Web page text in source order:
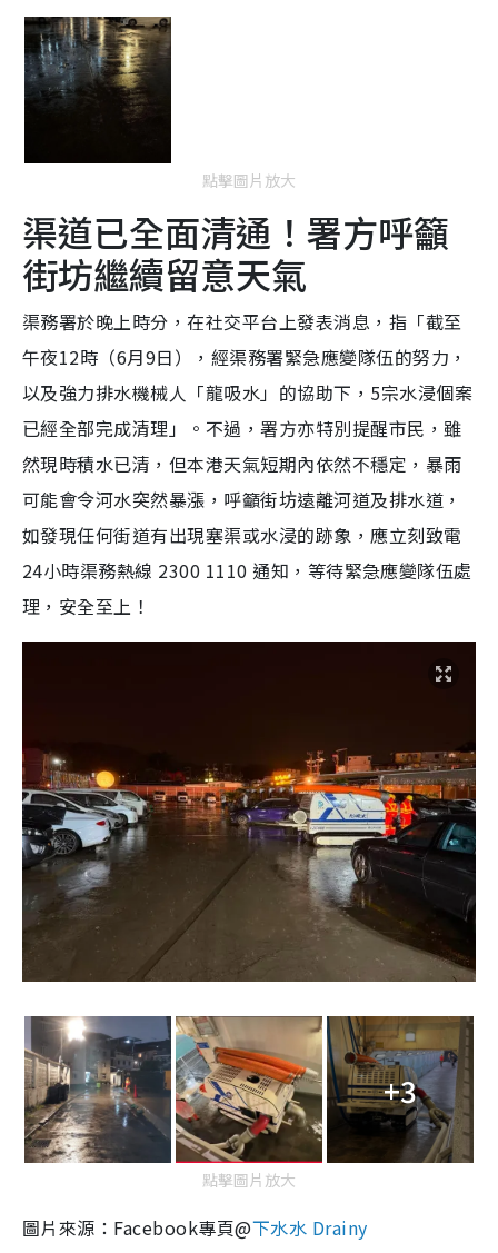
點擊圖片放大
渠道已全面清通！署方呼籲
街坊繼續留意天氣
渠務署於晚上時分，在社交平台上發表消息，指「截至
午夜12時（6月9日），經渠務署緊急應變隊伍的努力，
以及強力排水機械人「龍吸水」的協助下，5宗水浸個案
已經全部完成清理」。不過，署方亦特別提醒市民，雖
然現時積水已清，但本港天氣短期內依然不穩定，暴雨
可能會令河水突然暴漲，呼籲街坊遠離河道及排水道，
如發現任何街道有出現塞渠或水浸的跡象，應立刻致電
24小時渠務熱線 2300 1110 通知，等待緊急應變隊伍處
理，安全至上！
+3
點擊圖片放大
圖片來源：Facebook專頁@下水水 Drainy